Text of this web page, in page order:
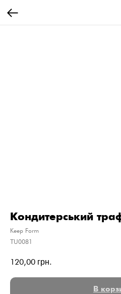
Кондитерський
Keep Form
ТU0081
120,00 грн.
В